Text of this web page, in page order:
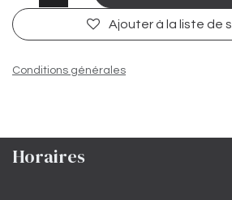
Ajouter à la liste de
Conditions générales
Horaires